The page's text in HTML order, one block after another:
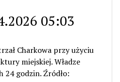
05:03
Charkowa przy użyciu
miejskiej. Władze
24 godzin. Źródło: